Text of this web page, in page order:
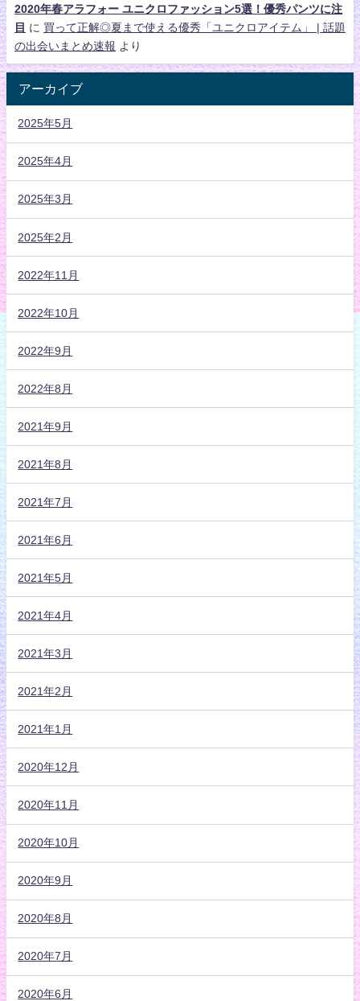
2020年春アラフォー ユニクロファッション5選！優秀パンツに注
目 に 買って正解◎夏まで使える優秀「ユニクロアイテム」 | 話題
の出会いまとめ速報 より
アーカイブ
2025年5月
2025年4月
2025年3月
2025年2月
2022年11月
2022年10月
2022年9月
2022年8月
2021年9月
2021年8月
2021年7月
2021年6月
2021年5月
2021年4月
2021年3月
2021年2月
2021年1月
2020年12月
2020年11月
2020年10月
2020年9月
2020年8月
2020年7月
2020年6月